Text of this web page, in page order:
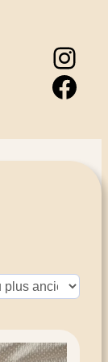
Instagram
Facebook